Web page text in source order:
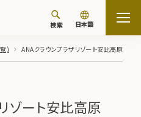
検索 日本語
) ANAクラウンプラザリゾート安比高原
ゾート安比高原